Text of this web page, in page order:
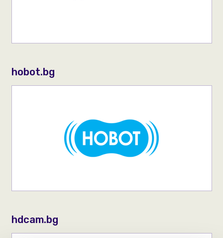
hobot.bg
hdcam.bg